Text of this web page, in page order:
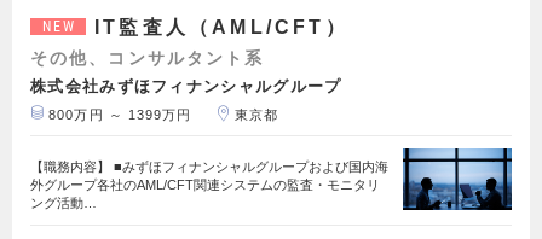
NEW IT監査人（AML/CFT）
その他、コンサルタント系
株式会社みずほフィナンシャルグループ
800万円 ～ 1399万円 東京都
【職務内容】 ■みずほフィナンシャルグループおよび国内海
外グループ各社のAML/CFT関連システムの監査・モニタリ
ング活動…